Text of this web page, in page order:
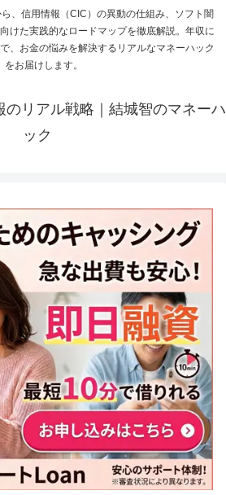
、信用情報（CIC）の異動の仕組み、ソフト闇
けた実践的なロードマップを徹底解説。年収に
、お金の悩みを解決するリアルなマネーハック
をお届けします。
のリアル戦略｜結城智のマネーハ
ック